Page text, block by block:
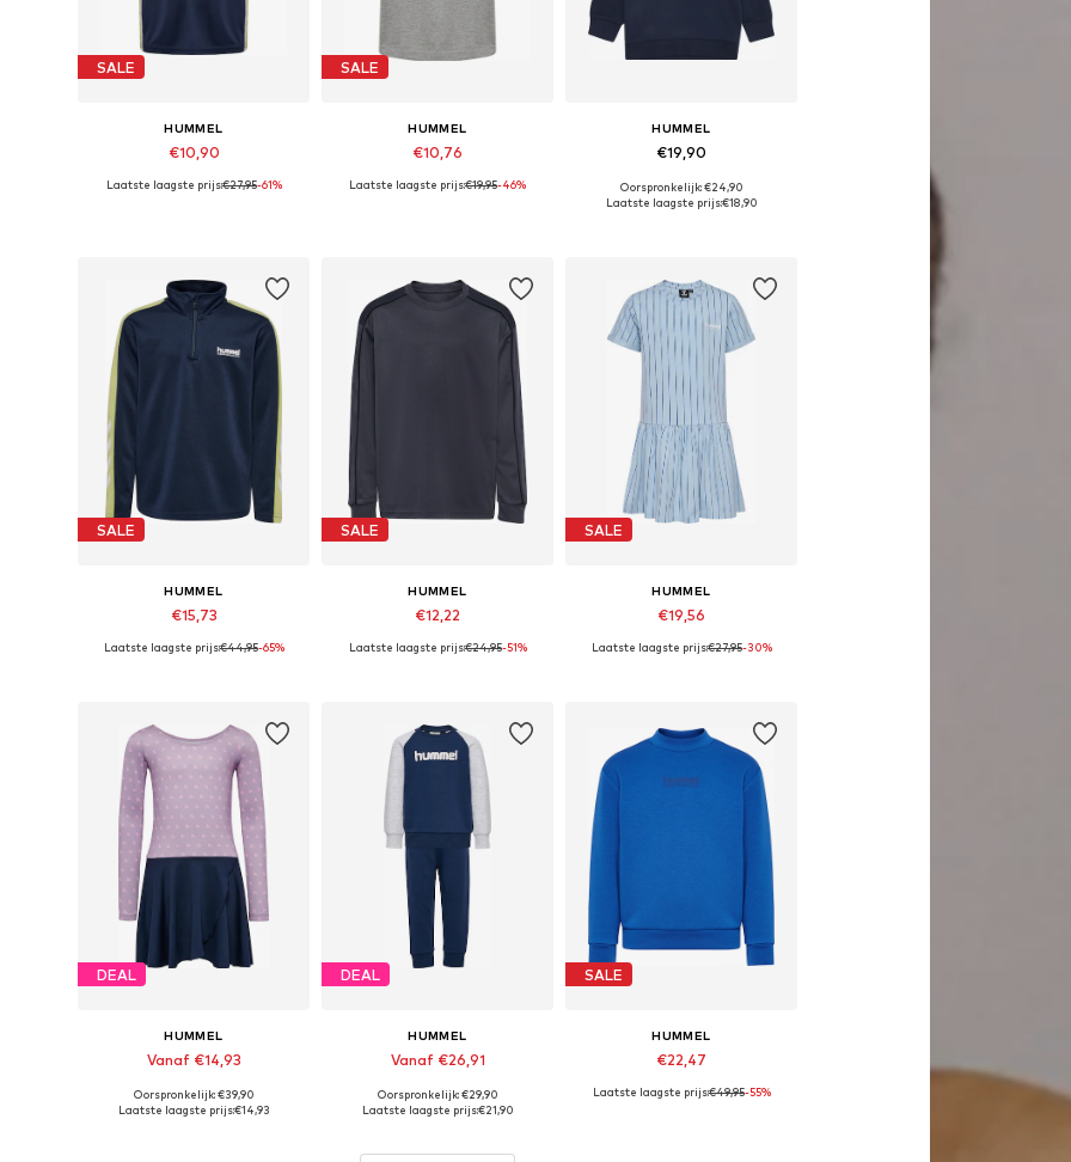
SALE
HUMMEL
€10,90
Beschikbaar in vele maten
Laatste laagste prijs:€27,95-61%
SALE
HUMMEL
€10,76
Beschikbaar in vele maten
Laatste laagste prijs:€19,95-46%
HUMMEL
€19,90
Beschikbaar in vele maten
Oorspronkelijk: €24,90
Laatste laagste prijs:€18,90
SALE
HUMMEL
€15,73
Beschikbaar in vele maten
Laatste laagste prijs:€44,95-65%
SALE
HUMMEL
€12,22
Beschikbaar in vele maten
Laatste laagste prijs:€24,95-51%
SALE
HUMMEL
€19,56
Beschikbaar in vele maten
Laatste laagste prijs:€27,95-30%
DEAL
HUMMEL
Vanaf €14,93
Beschikbaar in vele maten
Oorspronkelijk: €39,90
Laatste laagste prijs:€14,93
DEAL
HUMMEL
Vanaf €26,91
Oorspronkelijk: €29,90
Laatste laagste prijs:€21,90
SALE
HUMMEL
€22,47
Beschikbaar in vele maten
Laatste laagste prijs:€49,95-55%